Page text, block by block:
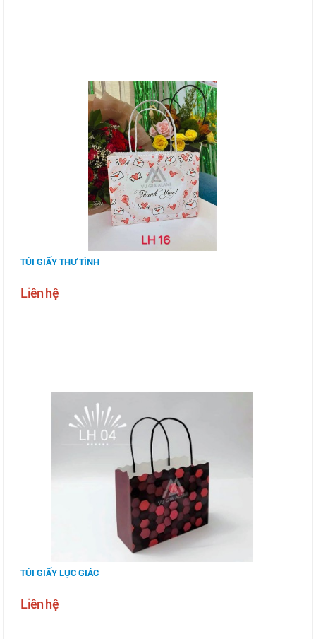
TÚI GIẤY THƯ TÌNH
Liên hệ
TÚI GIẤY LỤC GIÁC
Liên hệ